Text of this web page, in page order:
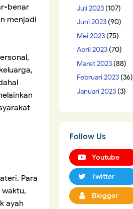
benar
menjadi
Para
ayah
Juli 2023(107)
Juni 2023(90)
Mei 2023(75)
April 2023(70)
Maret 2023(88)
Februari 2023(36)
Januari 2023(3)
Follow Us
Youtube
Twitter
Blogger